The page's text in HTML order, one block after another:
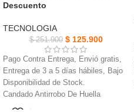
NUEVO
Descuento
TECNOLOGIA
$251.900 $125.900
Pago Contra Entrega, Envió gratis,
Entrega de 3 a 5 días hábiles, Bajo
Disponibilidad de Stock.
Candado Antirrobo De Huella
Dactilar, Nunca te preocuparas por